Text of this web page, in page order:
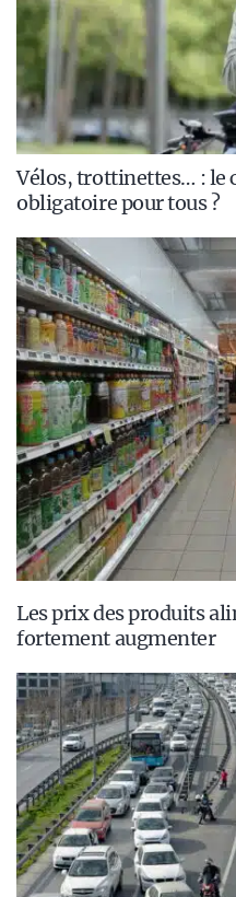
Vélos, trottinettes… : le
obligatoire pour tous ?
Les prix des produits
fortement augmenter